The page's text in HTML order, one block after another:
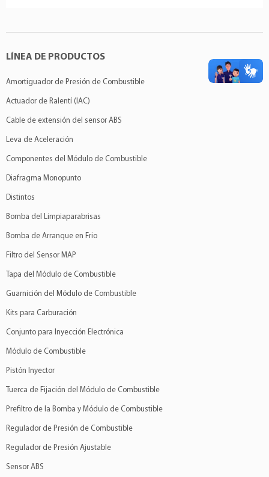
LÍNEA DE PRODUCTOS
Amortiguador de Presión de Combustible
Actuador de Ralentí (IAC)
Cable de extensión del sensor ABS
Leva de Aceleración
Componentes del Módulo de Combustible
Diafragma Monopunto
Distintos
Bomba del Limpiaparabrisas
Bomba de Arranque en Frio
Filtro del Sensor MAP
Tapa del Módulo de Combustible
Guarnición del Módulo de Combustible
Kits para Carburación
Conjunto para Inyección Electrónica
Módulo de Combustible
Pistón Inyector
Tuerca de Fijación del Módulo de Combustible
Prefiltro de la Bomba y Módulo de Combustible
Regulador de Presión de Combustible
Regulador de Presión Ajustable
Sensor ABS